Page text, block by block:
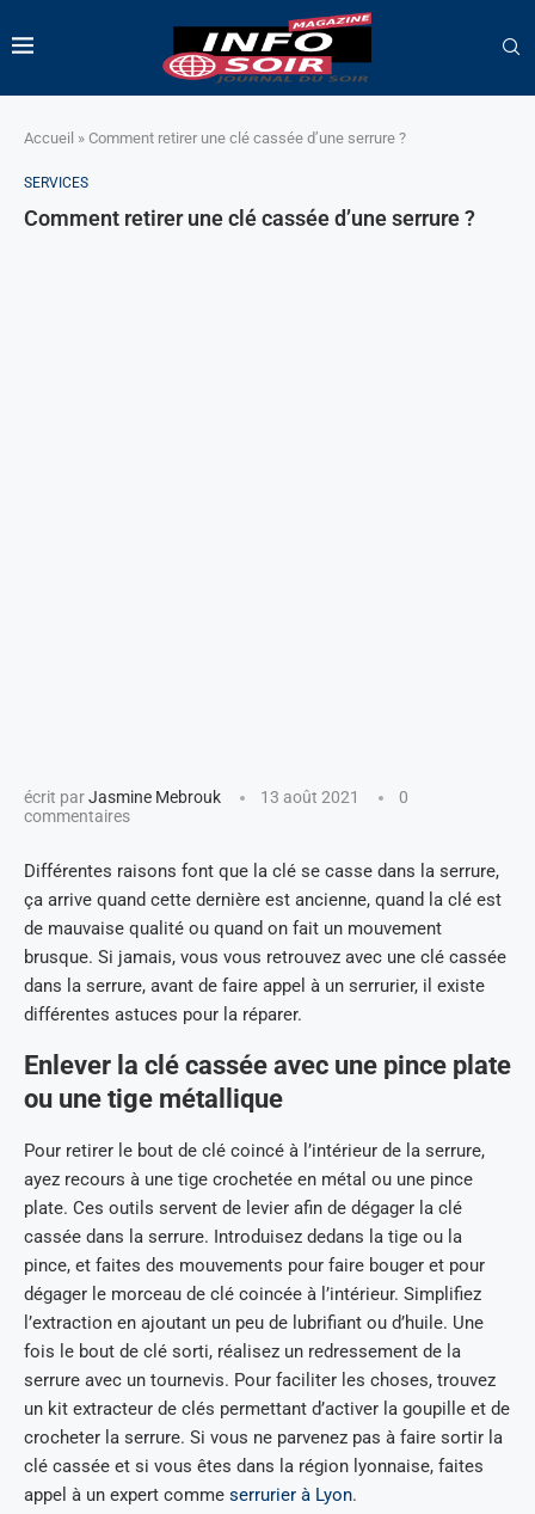
Accueil » Comment retirer une clé cassée d’une serrure ?
SERVICES
Comment retirer une clé cassée d’une serrure ?
écrit parJasmine Mebrouk 13 août 2021
0
commentaires
Différentes raisons font que la clé se casse dans la serrure,
ça arrive quand cette dernière est ancienne, quand la clé est
de mauvaise qualité ou quand on fait un mouvement
brusque. Si jamais, vous vous retrouvez avec une clé cassée
dans la serrure, avant de faire appel à un serrurier, il existe
différentes astuces pour la réparer.
Enlever la clé cassée avec une pince plate
ou une tige métallique
Pour retirer le bout de clé coincé à l’intérieur de la serrure,
ayez recours à une tige crochetée en métal ou une pince
plate. Ces outils servent de levier afin de dégager la clé
cassée dans la serrure. Introduisez dedans la tige ou la
pince, et faites des mouvements pour faire bouger et pour
dégager le morceau de clé coincée à l’intérieur. Simplifiez
l’extraction en ajoutant un peu de lubrifiant ou d’huile. Une
fois le bout de clé sorti, réalisez un redressement de la
serrure avec un tournevis. Pour faciliter les choses, trouvez
un kit extracteur de clés permettant d’activer la goupille et de
crocheter la serrure. Si vous ne parvenez pas à faire sortir la
clé cassée et si vous êtes dans la région lyonnaise, faites
appel à un expert comme serrurier à Lyon.